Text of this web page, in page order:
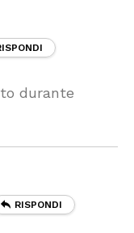
durante
RISPONDI